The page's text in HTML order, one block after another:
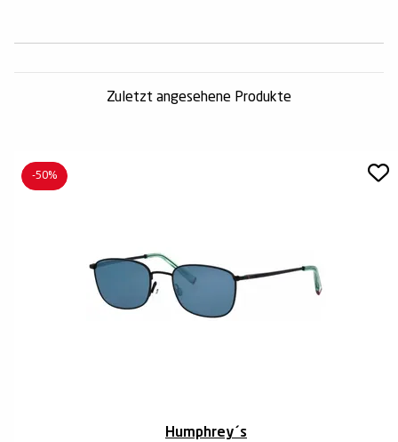
Zuletzt angesehene Produkte
Humphrey´s
-50%